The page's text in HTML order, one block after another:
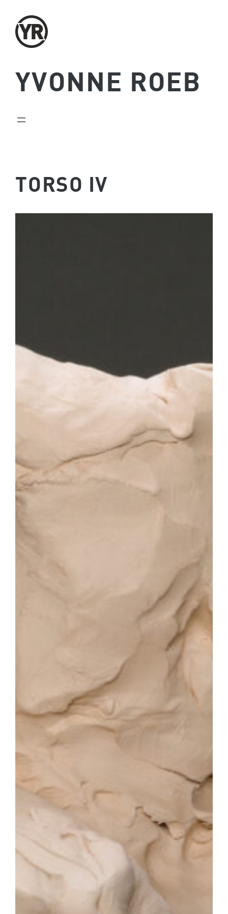
Inhalt
springen
YVONNE ROEB
TORSO IV